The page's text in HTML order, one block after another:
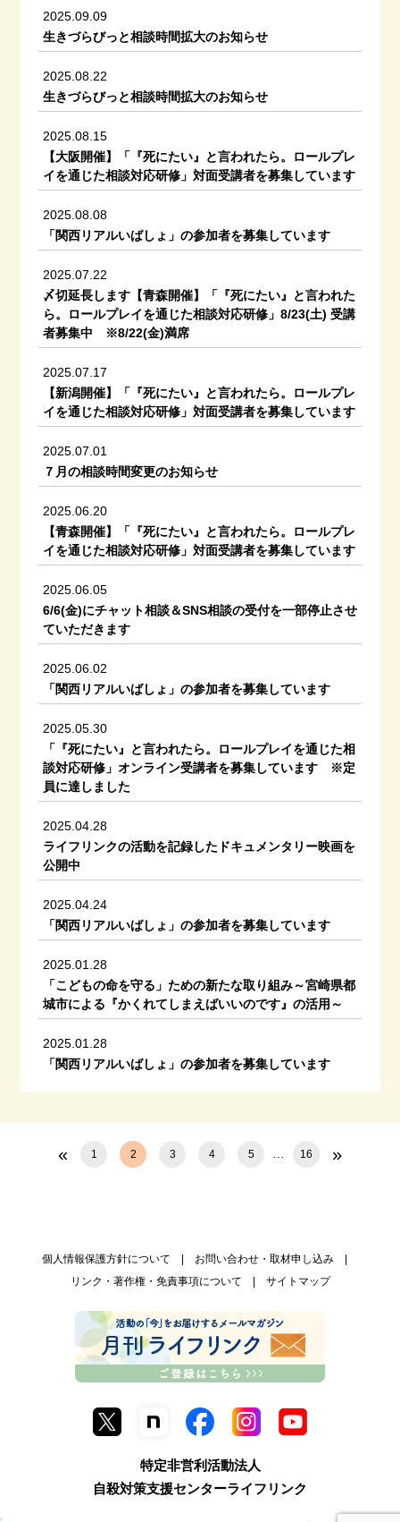
2025.09.09
生きづらびっと相談時間拡大のお知らせ
2025.08.22
生きづらびっと相談時間拡大のお知らせ
2025.08.15
【大阪開催】「『死にたい』と言われたら。ロールプレ
イを通じた相談対応研修」対面受講者を募集しています
2025.08.08
「関西リアルいばしょ」の参加者を募集しています
2025.07.22
〆切延長します【青森開催】「『死にたい』と言われた
ら。ロールプレイを通じた相談対応研修」8/23(土) 受講
者募集中 ※8/22(金)満席
2025.07.17
【新潟開催】「『死にたい』と言われたら。ロールプレ
イを通じた相談対応研修」対面受講者を募集しています
2025.07.01
７月の相談時間変更のお知らせ
2025.06.20
【青森開催】「『死にたい』と言われたら。ロールプレ
イを通じた相談対応研修」対面受講者を募集しています
2025.06.05
6/6(金)にチャット相談＆SNS相談の受付を一部停止させ
ていただきます
2025.06.02
「関西リアルいばしょ」の参加者を募集しています
2025.05.30
「『死にたい』と言われたら。ロールプレイを通じた相
談対応研修」オンライン受講者を募集しています ※定
員に達しました
2025.04.28
ライフリンクの活動を記録したドキュメンタリー映画を
公開中
2025.04.24
「関西リアルいばしょ」の参加者を募集しています
2025.01.28
「こどもの命を守る」ための新たな取り組み～宮崎県都
城市による『かくれてしまえばいいのです』の活用～
2025.01.28
「関西リアルいばしょ」の参加者を募集しています
« 1 2 3 4 5 16 »
個人情報保護方針について
お問い合わせ・取材申し込み
リンク・著作権・免責事項について
サイトマップ
特定非営利活動法人
自殺対策支援センターライフリンク